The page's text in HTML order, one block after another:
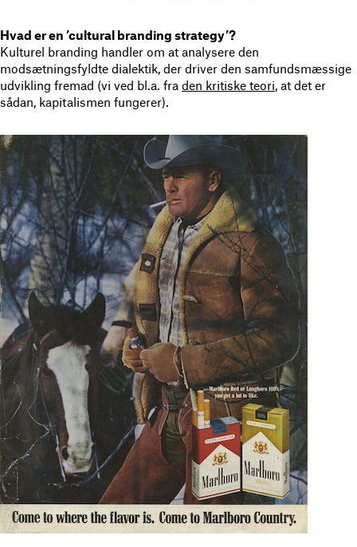
Hvad er en ’cultural branding strategy’?
Kulturel branding handler om at analysere den
modsætningsfyldte dialektik, der driver den samfundsmæssige
udvikling fremad (vi ved bl.a. fra den kritiske teori, at det er
sådan, kapitalismen fungerer).